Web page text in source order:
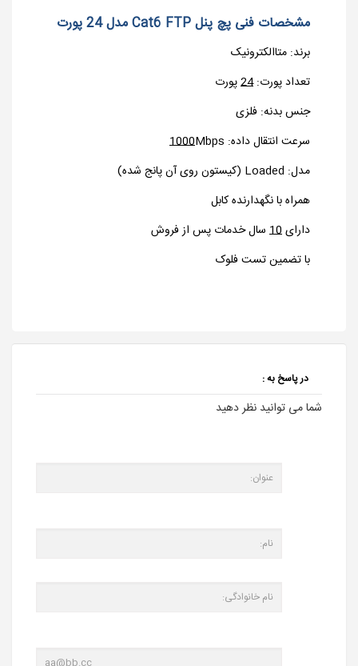
مشخصات فنی پچ پنل Cat6 FTP مدل 24 پورت
برند: متاالکترونیک
تعداد پورت:24پورت
جنس بدنه: فلزی
سرعت انتقال داده:
1000Mbps
مدل: Loaded (کیستون روی آن پانج شده)
همراه با نگهدارنده کابل
دارای10 سال خدمات پس از فروش
با تضمین تست فلوک
در پاسخ به :
شما می توانید نظر دهید